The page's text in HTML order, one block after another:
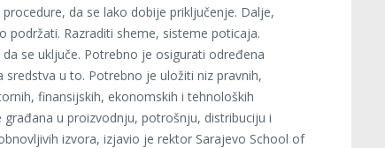
da se lako dobije priključenje. Dalje,
podržati. Razraditi sheme, sisteme poticaja.
se uključe. Potrebno je osigurati određena
u to. Potrebno je uložiti niz pravnih,
finansijskih, ekonomskih i tehnoloških
građana u proizvodnju, potrošnju, distribuciju i
izvora, izjavio je rektor Sarajevo School of